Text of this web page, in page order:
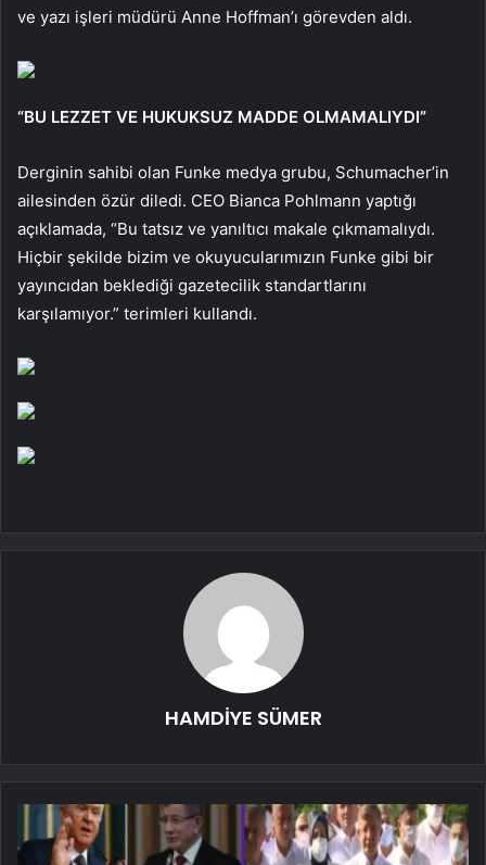
ve yazı işleri müdürü Anne Hoffman’ı görevden aldı.
“BU LEZZET VE HUKUKSUZ MADDE OLMAMALIYDI”
Derginin sahibi olan Funke medya grubu, Schumacher’in
ailesinden özür diledi. CEO Bianca Pohlmann yaptığı
açıklamada, “Bu tatsız ve yanıltıcı makale çıkmamalıydı.
Hiçbir şekilde bizim ve okuyucularımızın Funke gibi bir
yayıncıdan beklediği gazetecilik standartlarını
karşılamıyor.” terimleri kullandı.
HAMDİYE SÜMER